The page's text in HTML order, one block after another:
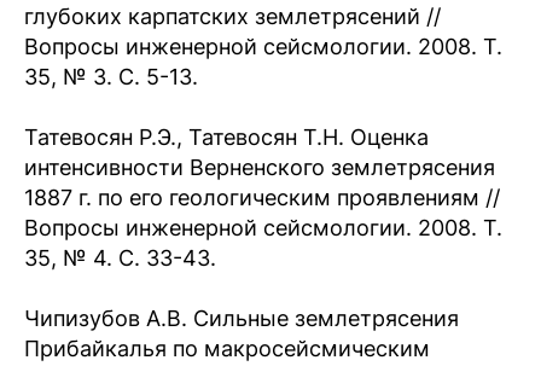
глубоких карпатских землетрясений //
Вопросы инженерной сейсмологии. 2008. Т.
35, № 3. С. 5-13.
Татевосян Р.Э., Татевосян Т.Н. Оценка
интенсивности Верненского землетрясения
1887 г. по его геологическим проявлениям //
Вопросы инженерной сейсмологии. 2008. Т.
35, № 4. С. 33-43.
Чипизубов А.В. Сильные землетрясения
Прибайкалья по макросейсмическим